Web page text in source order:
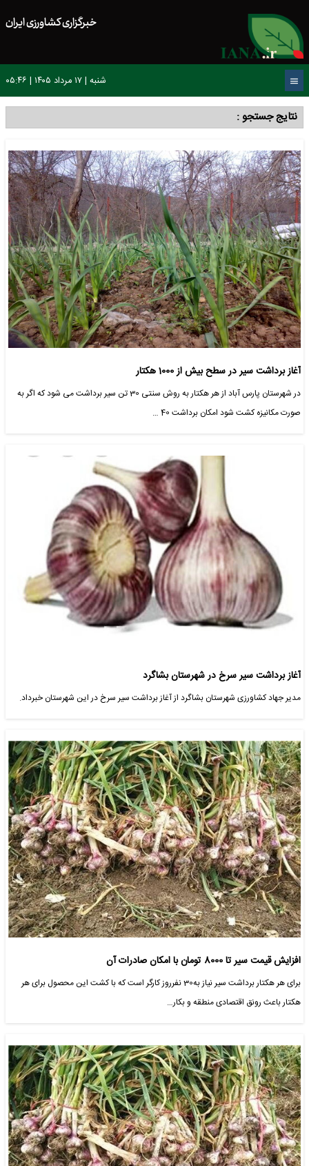
خبرگزاری کشاورزی ایران
شنبه | ۱۷ مرداد ۱۴۰۵ | ۰۵:۴۶
نتایج جستجو :
آغاز برداشت سیر در سطح بیش از 1000 هکتار
در شهرستان پارس آباد از هر هکتار به روش سنتی 30 تن سیر برداشت می شود که اگر به
صورت مکانیزه کشت شود امکان برداشت 40 …
آغاز برداشت سیر سرخ در شهرستان بشاگرد
مدیر جهاد کشاورزی شهرستان بشاگرد از آغاز برداشت سیر سرخ در این شهرستان خبرداد.
افزایش قیمت سیر تا 8000 تومان با امکان صادرات آن
برای هر هکتار برداشت سیر نیاز به30 نفرروز کارگر است که با کشت این محصول برای هر
هکتار باعث رونق اقتصادی منطقه و بکار…